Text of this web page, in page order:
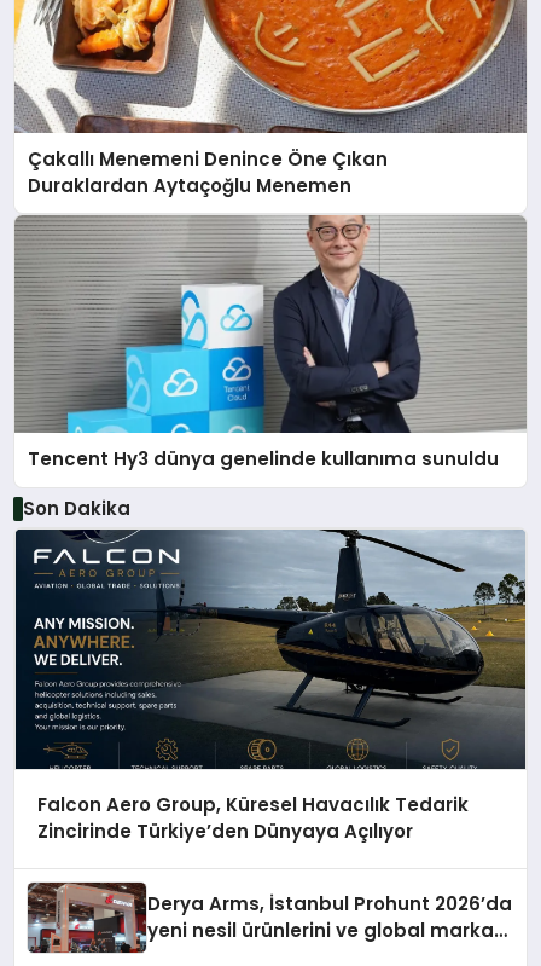
Çakallı Menemeni Denince Öne Çıkan
Duraklardan Aytaçoğlu Menemen
Tencent Hy3 dünya genelinde kullanıma sunuldu
Son Dakika
Falcon Aero Group, Küresel Havacılık Tedarik
Zincirinde Türkiye’den Dünyaya Açılıyor
Derya Arms, İstanbul Prohunt 2026’da
yeni nesil ürünlerini ve global marka